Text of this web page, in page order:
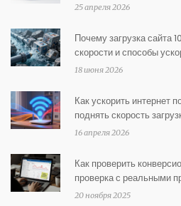
25 апреля 2026
Почему загрузка сайта
скорости и способы
18 июня 2026
Как ускорить интернет
поднять скорость
16 апреля 2026
Как проверить
проверка с реальными
20 ноября 2025